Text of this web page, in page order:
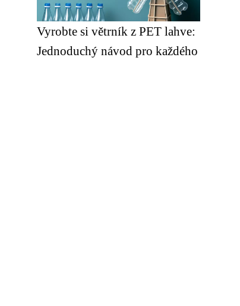
Vyrobte si větrník z PET lahve:
Jednoduchý návod pro každého